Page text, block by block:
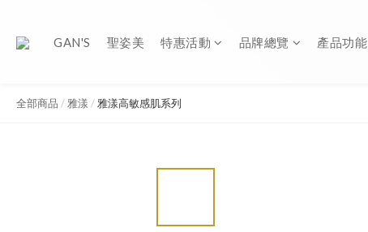
GAN'S 聖姿美 特惠活動 品牌總覽 產品功能
全部商品 / 雅漾 / 雅漾高敏感肌系列